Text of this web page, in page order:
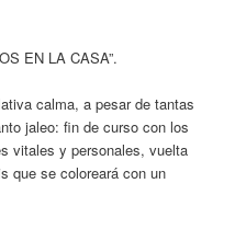
EN LA CASA”.
calma, a pesar de tantas
jaleo: fin de curso con los
vitales y personales, vuelta
que se coloreará con un